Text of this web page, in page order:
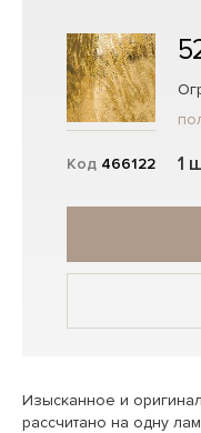
Код 466122 1
Изысканное и
рассчитано на одну